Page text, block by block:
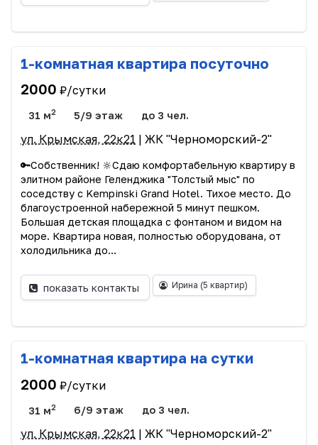
1-комнатная квартира посуточно
2000 ₽/сутки
31 м2 5/9 этаж до 3 чел.
ул. Крымская, 22к21 | ЖК "Черноморский-2"
🔑Собственник! 🔆Сдаю комфортабельную квартиру в
элитном районе Геленджика "Толстый мыс" по
соседству с Kempinski Grand Hotel. Тихое место. До
благоустроенной набережной 5 минут пешком.
Большая детская площадка с фонтаном и видом на
море. Квартира новая, полностью оборудована, от
холодильника до...
показать контакты Ирина (5 квартир)
1-комнатная квартира на сутки
2000 ₽/сутки
31 м2 6/9 этаж до 3 чел.
ул. Крымская, 22к21 | ЖК "Черноморский-2"